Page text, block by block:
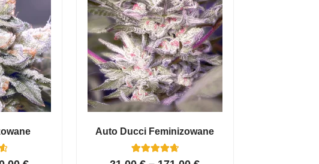
Auto Ducci Feminizowane
Oceniony
4